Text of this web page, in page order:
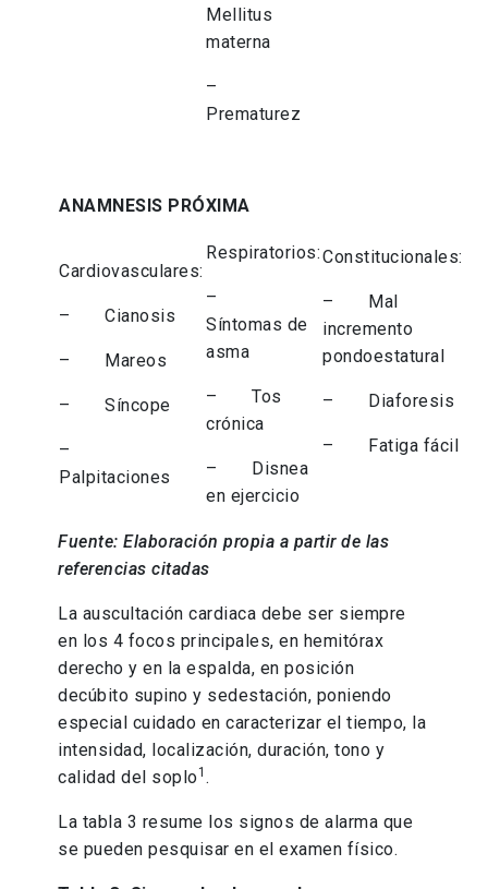
Mellitus
materna
–
Prematurez
ANAMNESIS PRÓXIMA
Cardiovasculares:
– Cianosis
– Mareos
– Síncope
–
Palpitaciones
Respiratorios:
–
Síntomas de
asma
– Tos
crónica
– Disnea
en ejercicio
Constitucionales:
– Mal
incremento
pondoestatural
– Diaforesis
– Fatiga fácil
Fuente: Elaboración propia a partir de las
referencias citadas
La auscultación cardiaca debe ser siempre
en los 4 focos principales, en hemitórax
derecho y en la espalda, en posición
decúbito supino y sedestación, poniendo
especial cuidado en caracterizar el tiempo, la
intensidad, localización, duración, tono y
calidad del soplo1 .
La tabla 3 resume los signos de alarma que
se pueden pesquisar en el examen físico.